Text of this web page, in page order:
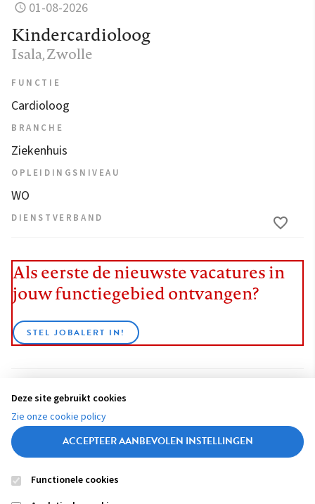
01-08-2026
Kindercardioloog
Isala, Zwolle
FUNCTIE
Cardioloog
BRANCHE
Ziekenhuis
OPLEIDINGSNIVEAU
WO
DIENSTVERBAND
Als eerste de nieuwste vacatures in
jouw functiegebied ontvangen?
STEL JOBALERT IN!
BEKIJK ALLE VACATURES
Deze site gebruikt cookies
Zie onze cookie policy
ACCEPTEER AANBEVOLEN INSTELLINGEN
Functionele cookies